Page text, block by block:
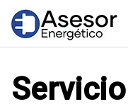
Saltar
contenido